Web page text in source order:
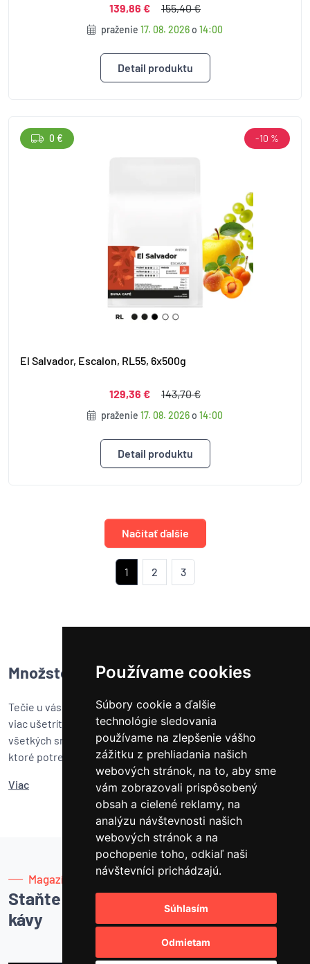
Používame cookies
Súbory cookie a ďalšie
technológie sledovania
používame na zlepšenie vášho
zážitku z prehliadania našich
webových stránok, na to, aby sme
vám zobrazovali prispôsobený
obsah a cielené reklamy, na
analýzu návštevnosti našich
webových stránok a na
pochopenie toho, odkiaľ naši
návštevníci prichádzajú.
Súhlasím
Odmietam
139,86 € 155,40 €
praženie 17. 08. 2026o 14:00
Detail produktu
El Salvador, Escalon, RL55, 6x500g
129,36 € 143,70 €
praženie 17. 08. 2026o 14:00
Detail produktu
0 € -10 %
Načítať ďalšie
1 2 3
Množstevné zľavy
Tečie u vás káva prúdom? Čím viac kávy u nás nakúpite, tým
viac ušetríte!
Množstevné zľavy na kávupotešia nielen
všetkých smädných kávomilcov, ale aj kancelárie a firmy,
ktoré potrebujú mať poctivé zásoby, ktoré len tak nedôjdu.
Viac
Magazín
Staňte sa majstrom
kávy